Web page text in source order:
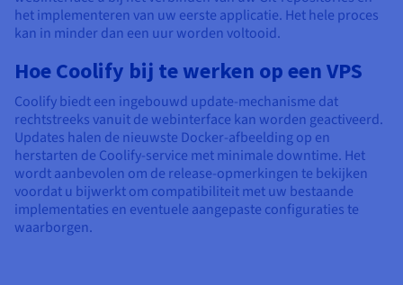
het implementeren van uw eerste applicatie. Het hele proces
kan in minder dan een uur worden voltooid.
Hoe Coolify bij te werken op een VPS
Coolify biedt een ingebouwd update-mechanisme dat
rechtstreeks vanuit de webinterface kan worden geactiveerd.
Updates halen de nieuwste Docker-afbeelding op en
herstarten de Coolify-service met minimale downtime. Het
wordt aanbevolen om de release-opmerkingen te bekijken
voordat u bijwerkt om compatibiliteit met uw bestaande
implementaties en eventuele aangepaste configuraties te
waarborgen.